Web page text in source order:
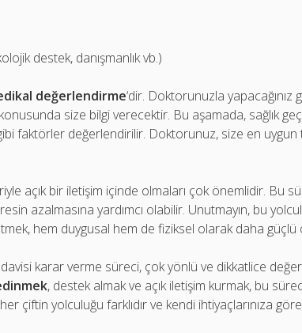
destek, danışmanlık vb.)
değerlendirme‘dir. Doktorunuzla yapacağınız
size bilgi verecektir. Bu aşamada, sağlık
faktörler değerlendirilir. Doktorunuz, size en
açık bir iletişim içinde olmaları çok önemlidir. Bu
azalmasına yardımcı olabilir. Unutmayın, bu
hem duygusal hem de fiziksel olarak daha güçlü
karar verme süreci, çok yönlü ve dikkatlice
, destek almak ve açık iletişim kurmak, bu
çiftin yolculuğu farklıdır ve kendi ihtiyaçlarınıza